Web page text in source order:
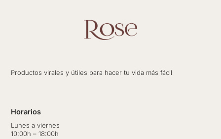
Productos virales y útiles para hacer tu vida más fácil
Horarios
Lunes a viernes
10:00h – 18:00h